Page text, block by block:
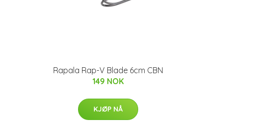
Rapala Rap-V Blade 6cm CBN
149 NOK
KJØP NÅ